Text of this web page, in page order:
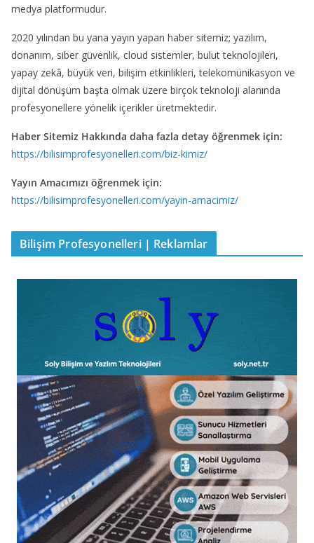
medya platformudur.
2020 yılından bu yana yayın yapan haber sitemiz; yazılım,
donanım, siber güvenlik, cloud sistemler, bulut teknolojileri,
yapay zekâ, büyük veri, bilişim etkinlikleri, telekomünikasyon ve
dijital dönüşüm başta olmak üzere birçok teknoloji alanında
profesyonellere yönelik içerikler üretmektedir.
Haber Sitemiz Hakkında daha fazla detay öğrenmek için:
https://bilisimprofesyonelleri.com/biz-kimiz/
Yayın Amacımızı öğrenmek için:
https://bilisimprofesyonelleri.com/yayin-amacimiz/
Bilişim Profesyonelleri | Reklamlar